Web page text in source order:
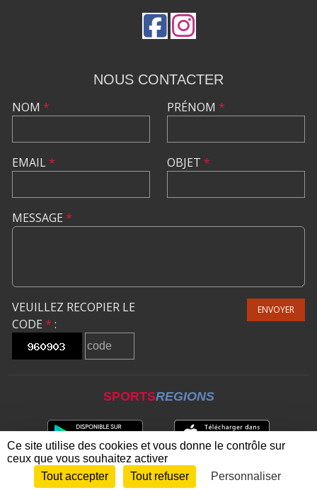
NOUS CONTACTER
NOM *
EMAIL*
PRÉNOM *
OBJET *
MESSAGE *
VEUILLEZ RECOPIER LE
CODE * :
ENVOYER
SPORTSREGIONS
Envie de participer ? CONNEXION
Ce site utilise des cookies et vous donne le contrôle sur
ceux que vous souhaitez activer
Tout accepter
Tout refuser Personnaliser